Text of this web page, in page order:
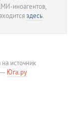
иноагентов,
здесь.
источник
— Юга.ру